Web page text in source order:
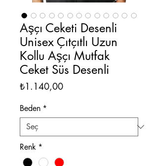
Aşçı Ceketi Desenli
Unisex Çıtçıtlı Uzun
Kollu Aşçı Mutfak
Ceket Süs Desenli
₺1.140,00Fiyat
Beden *
Renk *